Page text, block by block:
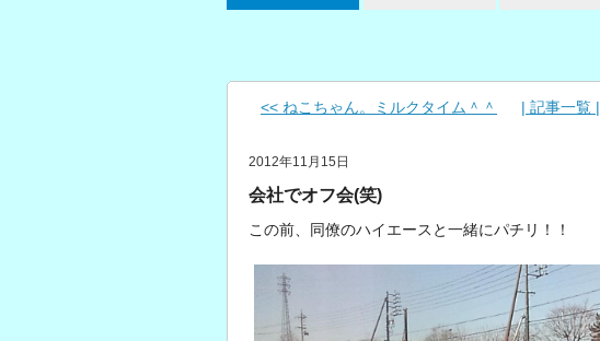
<< ねこちゃん。ミルクタイム＾＾ | 記事一覧 |
2012年11月15日
会社でオフ会(笑)
この前、同僚のハイエースと一緒にパチリ！！